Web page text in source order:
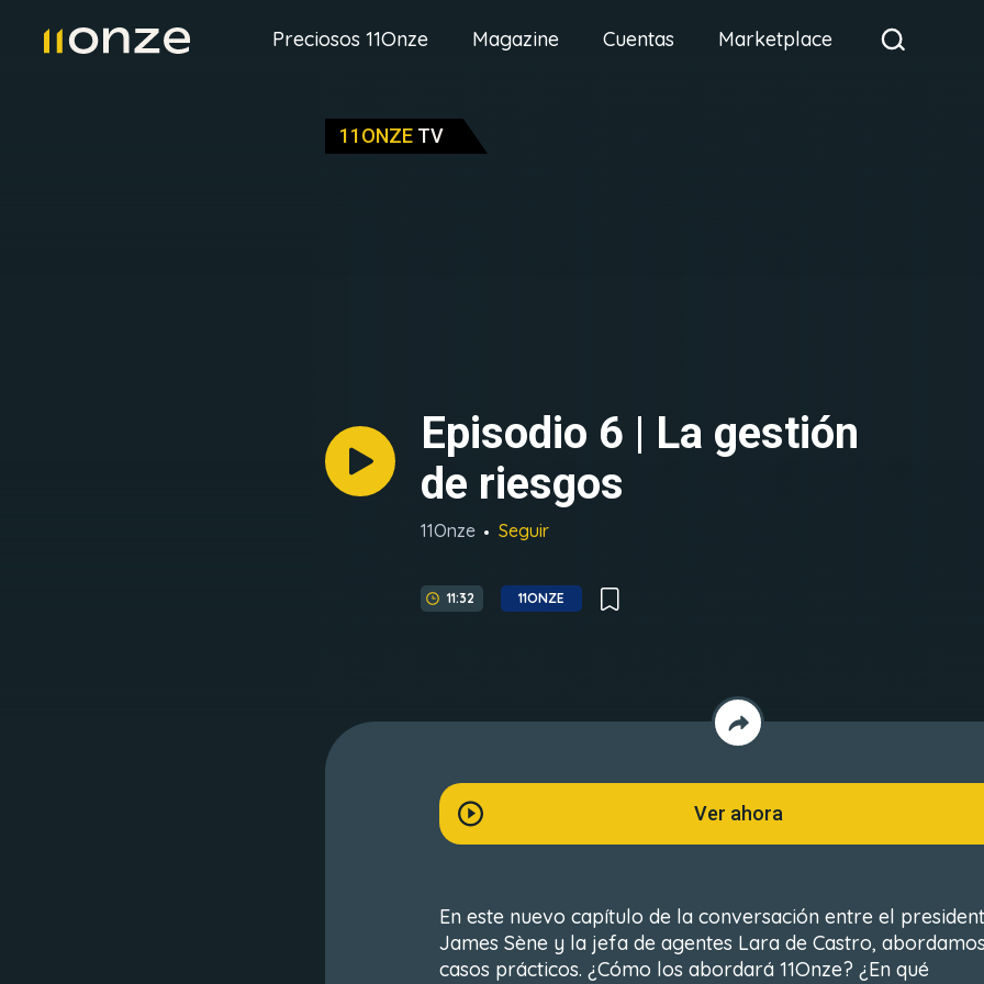
Preciosos 11Onze Magazine Cuentas Marketplace
11ONZE TV
Episodio 6 | La gestión
de riesgos
11Onze Seguir
11:32 11ONZE
Ver ahora
En este nuevo capítulo de la conversación entre el
James Sène y la jefa de agentes Lara de Castro,
casos prácticos. ¿Cómo los abordará 11Onze? ¿En qué